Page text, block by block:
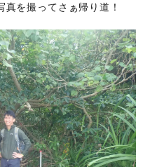
を撮ってさぁ帰り道！